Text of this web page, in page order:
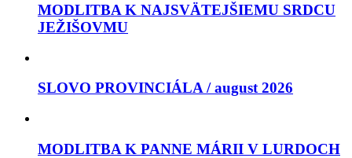
MODLITBA K NAJSVÄTEJŠIEMU SRDCU
JEŽIŠOVMU
SLOVO PROVINCIÁLA / august 2026
MODLITBA K PANNE MÁRII V LURDOCH